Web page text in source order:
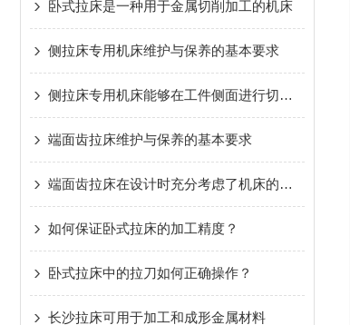
卧式拉床是一种用于金属切削加工的机床
侧拉床专用机床维护与保养的基本要求
侧拉床专用机床能够在工件侧面进行切削加工
端面齿拉床维护与保养的基本要求
端面齿拉床在设计时充分考虑了机床的刚性和稳定性
如何保证卧式拉床的加工精度？
卧式拉床中的拉刀如何正确操作？
长沙拉床可用于加工和成形金属材料